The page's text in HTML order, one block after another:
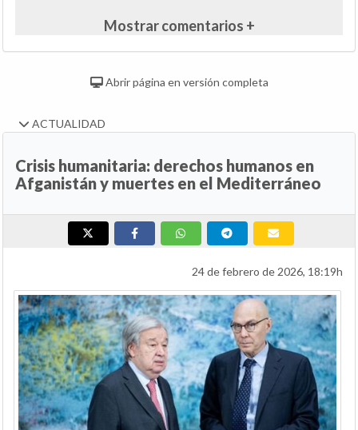
Mostrar comentarios +
Abrir página en versión completa
ACTUALIDAD
Crisis humanitaria: derechos humanos en
Afganistán y muertes en el Mediterráneo
24 de febrero de 2026, 18:19h